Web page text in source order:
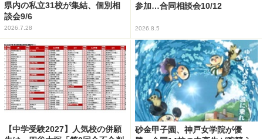
県内の私立31校が集結、個別相
談会9/6
2026.7.28
参加…合同相談会10/12
2026.8.5
【中学受験2027】人気校の併願
砂金甲子園、神戸女学院が優